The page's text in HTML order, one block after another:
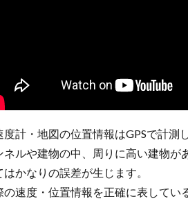
計・地図の位置情報はGPSで計測
ネルや建物の中、周りに高い建物
はかなりの誤差が生じます。
の速度・位置情報を正確に表してい